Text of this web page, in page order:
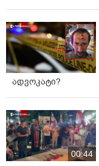
ადვოკატი?
00:44